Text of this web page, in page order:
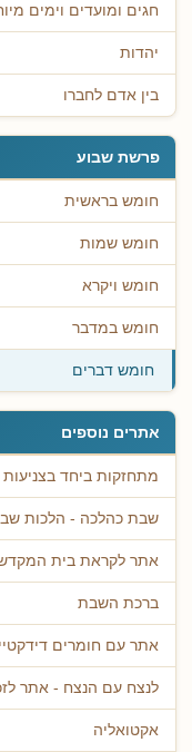
חגים ומועדים וימים
יהדות
בין אדם לחברו
פרשת שבוע
חומש בראשית
חומש שמות
חומש ויקרא
חומש במדבר
חומש דברים
אתרים נוספים
מתחזקות ביחד בצניעות
שבת כהלכה - הלכות
אתר לקראת בית
ברכת השבת
אתר עם חומרים
לנצח עם הנצח - אתר
אקטואליה